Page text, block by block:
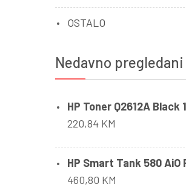
OSTALO
Nedavno
HP Toner Q2612A Black
220,84 KM
HP Smart Tank 580 AiO
460,80 KM